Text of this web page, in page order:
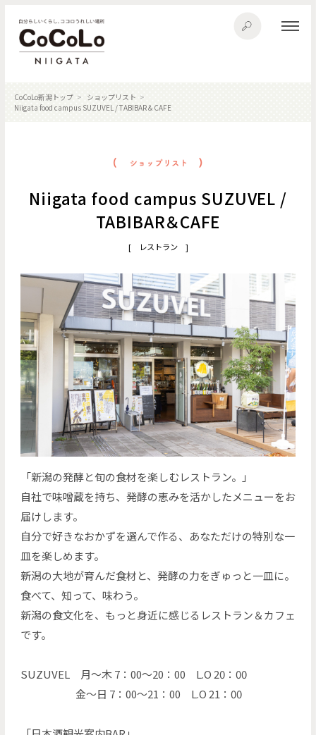
CoCoLo新潟トップ
ショップリスト
Niigata food campus SUZUVEL / TABIBAR＆CAFE
Niigata food campus SUZUVEL /
TABIBAR＆CAFE
[ レストラン ]
「新潟の発酵と旬の食材を楽しむレストラン。」
自社で味噌蔵を持ち、発酵の恵みを活かしたメニューをお
届けします。
自分で好きなおかずを選んで作る、あなただけの特別な一
皿を楽しめます。
新潟の大地が育んだ食材と、発酵の力をぎゅっと一皿に。
食べて、知って、味わう。
新潟の食文化を、もっと身近に感じるレストラン＆カフェ
です。
SUZUVEL 月〜木 7：00～20：00 L.O 20：00
金〜日 7：00～21：00 L.O 21：00